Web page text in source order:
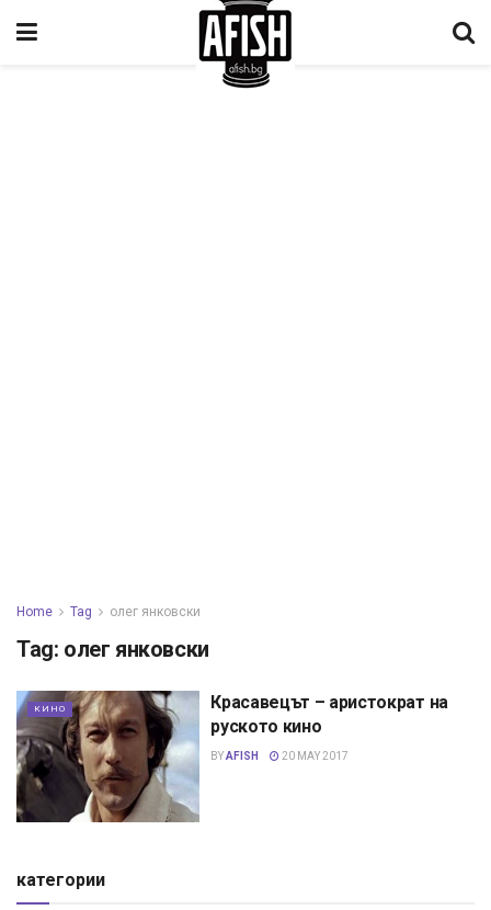
Home Tag олег янковски
Tag: олег янковски
КИНО
Красавецът – аристократ на
руското кино
BYAFISH 20 MAY 2017
категории